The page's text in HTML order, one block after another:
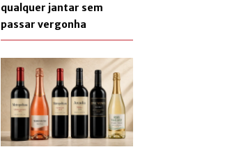
qualquer jantar sem
passar vergonha